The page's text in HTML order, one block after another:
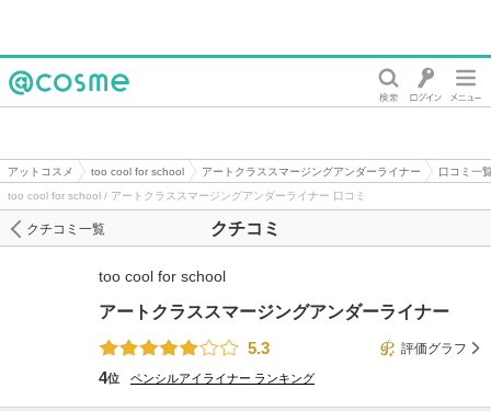
アットコスメ too cool for school アートクラススマージングアンダーライナー
口コミ一
too cool for school / アートクラススマージングアンダーライナー 口コミ
クチコミ
クチコミ一覧
too cool for school
アートクラススマージングアンダーライナー
5.3
評価グラフ
4位 ペンシルアイライナー ランキング